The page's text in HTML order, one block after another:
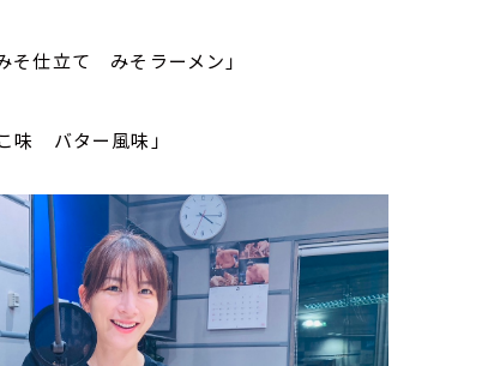
そ仕立て みそラーメン」
味 バター風味」